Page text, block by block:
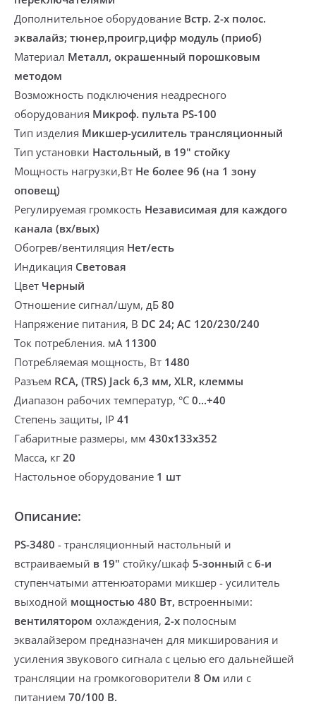
Дополнительное оборудование Встр. 2-х полос.
эквалайз; тюнер,проигр,цифр модуль (приоб)
Материал Металл, окрашенный порошковым
методом
Возможность подключения неадресного
оборудования Микроф. пульта PS-100
Тип изделия Микшер-усилитель трансляционный
Тип установки Настольный, в 19" стойку
Мощность нагрузки,Вт Не более 96 (на 1 зону
оповещ)
Регулируемая громкость Независимая для каждого
канала (вх/вых)
Обогрев/вентиляция Нет/есть
Индикация Световая
Цвет Черный
Отношение сигнал/шум, дБ 80
Напряжение питания, В DC 24; AC 120/230/240
Ток потребления. мА 11300
Потребляемая мощность, Вт 1480
Разъем RCA, (TRS) Jack 6,3 мм, XLR, клеммы
Диапазон рабочих температур, °С 0...+40
Степень защиты, IP 41
Габаритные размеры, мм 430х133х352
Масса, кг20
Настольное оборудование 1 шт
Описание:
PS-3480 - трансляционный настольный и
встраиваемый в 19" стойку/шкаф 5-зонный с 6-и
ступенчатыми аттенюаторами микшер - усилитель
выходной мощностью 480 Вт, встроенными:
вентилятором охлаждения, 2-х полосным
эквалайзером предназначен для микширования и
усиления звукового сигнала с целью его дальнейшей
трансляции на громкоговорители 8 Ом или с
питанием 70/100 В.